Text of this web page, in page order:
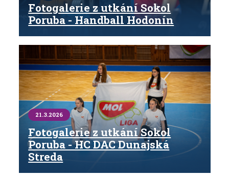
Fotogalerie z utkání Sokol
Poruba - Handball Hodonín
21.3.2026
Fotogalerie z utkání Sokol
Poruba - HC DAC Dunajská
Streda